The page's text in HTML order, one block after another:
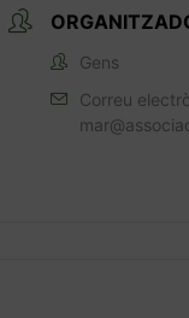
Gens
Correu